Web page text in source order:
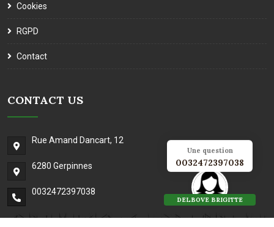
Cookies
RGPD
Contact
CONTACT US
Rue Amand Dancart, 12
6280 Gerpinnes
0032472397038
Une question
0032472397038
DELBOVE BRIGITTE